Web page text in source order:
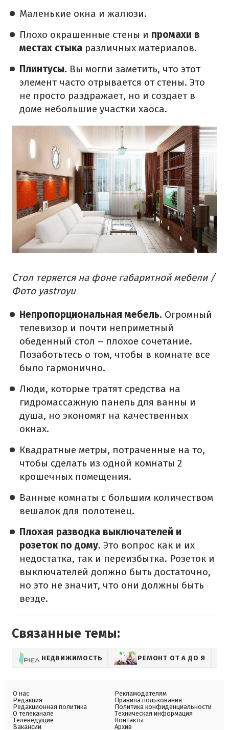
Маленькие окна и жалюзи.
Плохо окрашенные стены и промахи в
местах стыка различных материалов.
Плинтусы. Вы могли заметить, что этот
элемент часто отрывается от стены. Это
не просто раздражает, но и создает в
доме небольшие участки хаоса.
Стол теряется на фоне габаритной мебели /
Фото yastroyu
Непропорциональная мебель. Огромный
телевизор и почти неприметный
обеденный стол – плохое сочетание.
Позаботьтесь о том, чтобы в комнате все
было гармонично.
Люди, которые тратят средства на
гидромассажную панель для ванны и
душа, но экономят на качественных
окнах.
Квадратные метры, потраченные на то,
чтобы сделать из одной комнаты 2
крошечных помещения.
Ванные комнаты с большим количеством
вешалок для полотенец.
Плохая разводка выключателей и
розеток по дому. Это вопрос как и их
недостатка, так и переизбытка. Розеток и
выключателей должно быть достаточно,
но это не значит, что они должны быть
везде.
Связанные темы:
НЕДВИЖИМОСТЬ РЕМОНТ ОТ А ДО Я
О нас
Редакция
Редакционная политика
О телеканале
Телеведущие
Вакансии
Рекламодателям
Правила пользования
Политика конфиденциальности
Техническая информация
Контакты
Архив